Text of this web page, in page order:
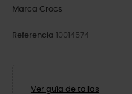
Marca Crocs
Referencia 10014574
Ver guía de tallas